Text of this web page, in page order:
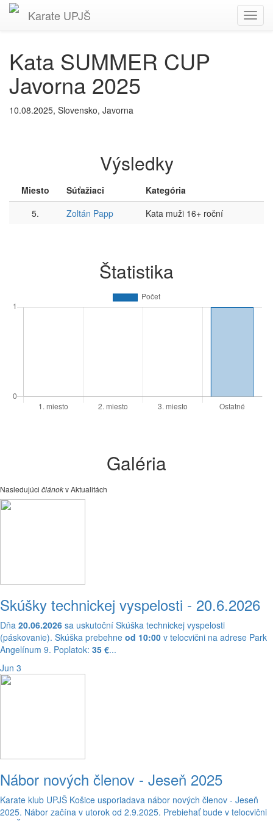
Karate UPJŠ
Kata SUMMER CUP
Javorna 2025
10.08.2025, Slovensko, Javorna
Výsledky
Miesto Súťažiaci
Kategória
5.
Zoltán Papp Kata muži 16+ roční
Štatistika
Galéria
Nasledujúci článokv Aktualitách
Skúšky technickej vyspelosti - 20.6.2026
Dňa 20.06.2026 sa uskutoční Skúška technickej vyspelosti
(páskovanie). Skúška prebehne od 10:00 v telocvični na adrese Park
Angelínum 9. Poplatok: 35 €...
Jun 3
Nábor nových členov - Jeseň 2025
Karate klub UPJŠ Košice usporiadava nábor nových členov - Jeseň
2025. Nábor začína v utorok od 2.9.2025. Prebiehať bude v telocvični